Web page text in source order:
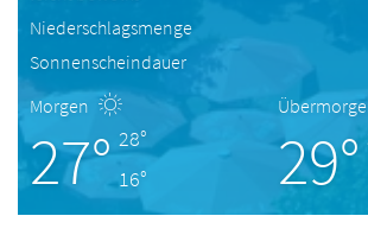
Niederschlagsmenge
Sonnenscheindauer
Morgen
27° 28°
16°
29°